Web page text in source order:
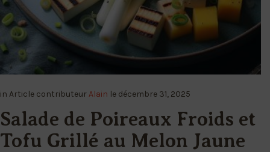
in Article contributeurAlain le décembre 31, 2025
Salade de Poireaux Froids et
Tofu Grillé au Melon Jaune